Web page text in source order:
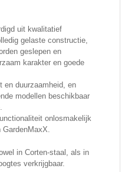
uit kwalitatief
gelaste constructie,
geslepen en
karakter en goede
en duurzaamheid, en
modellen beschikbaar
onlosmakelijk
in Corten-staal, als in
verkrijgbaar.